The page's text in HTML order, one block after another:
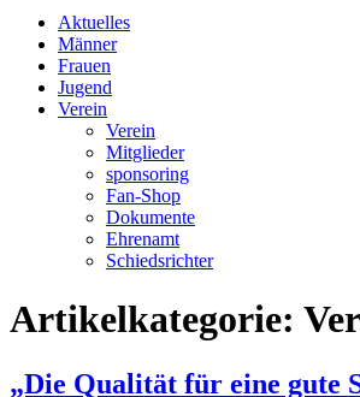
Aktuelles
Männer
Frauen
Jugend
Verein
Verein
Mitglieder
sponsoring
Fan-Shop
Dokumente
Ehrenamt
Schiedsrichter
Artikelkategorie:
„Die Qualität für eine gute